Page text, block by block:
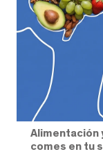
Alimentación
comes en tu